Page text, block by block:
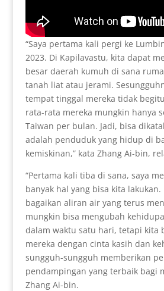
“Saya pertama kali pergi ke
2023. Di Kapilavastu, kita dapat
besar daerah kumuh di sana
tanah liat atau jerami.
tempat tinggal mereka tidak
rata-rata mereka mungkin hanya
Taiwan per bulan. Jadi, bisa
adalah penduduk yang hidup di
kemiskinan,” kata Zhang Ai-bin,
“Pertama kali tiba di sana, saya
banyak hal yang bisa kita
bagaikan aliran air yang terus
mungkin bisa mengubah
dalam waktu satu hari, tetapi kita
mereka dengan cinta kasih dan
sungguh-sungguh memberikan
pendampingan yang terbaik bagi
Zhang Ai-bin.